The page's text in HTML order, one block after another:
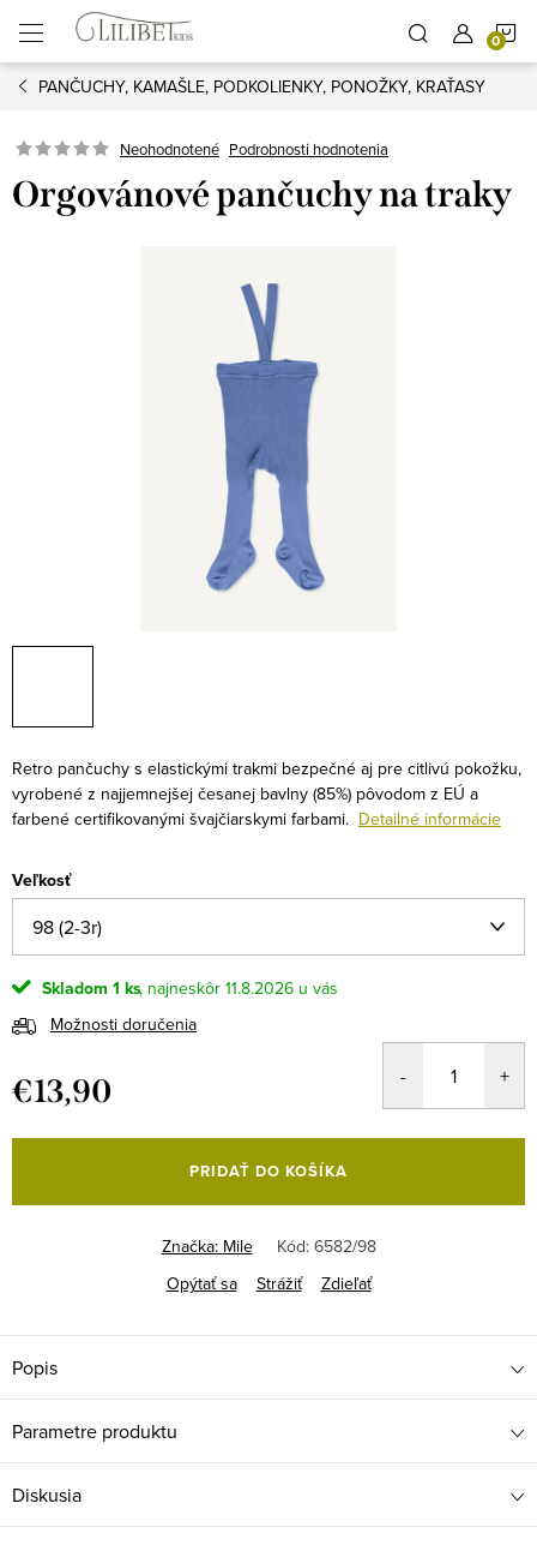
obsah
PANČUCHY, KAMAŠLE, PODKOLIENKY, PONOŽKY, KRAŤASY
Neohodnotené Podrobnosti hodnotenia
Orgovánové pančuchy na traky
Retro pančuchy s elastickými trakmi bezpečné aj pre citlivú pokožku,
vyrobené z najjemnejšej česanej bavlny (85%) pôvodom z EÚ a
farbené certifikovanými švajčiarskymi farbami. Detailné informácie
Veľkosť
Skladom 1 ks
11.8.2026
Možnosti doručenia
€13,90
cena:
PRIDAŤ DO KOŠÍKA
Značka: Mile Kód: 6582/98
Opýtať sa
Strážiť Zdieľať
Popis
Parametre produktu
Diskusia